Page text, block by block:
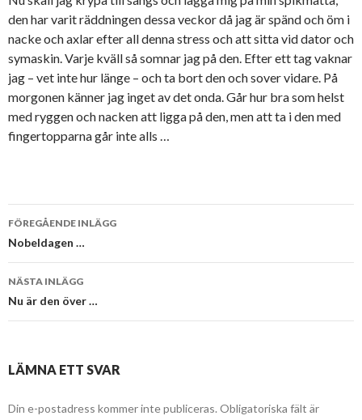
den har varit räddningen dessa veckor då jag är spänd och öm i
nacke och axlar efter all denna stress och att sitta vid dator och
symaskin. Varje kväll så somnar jag på den. Efter ett tag vaknar
jag – vet inte hur länge – och ta bort den och sover vidare. På
morgonen känner jag inget av det onda. Går hur bra som helst
med ryggen och nacken att ligga på den, men att ta i den med
fingertopparna går inte alls …
Inläggsnavigering
FÖREGÅENDE INLÄGG
Nobeldagen …
NÄSTA INLÄGG
Nu är den över …
LÄMNA ETT SVAR
Din e-postadress kommer inte publiceras. Obligatoriska fält är